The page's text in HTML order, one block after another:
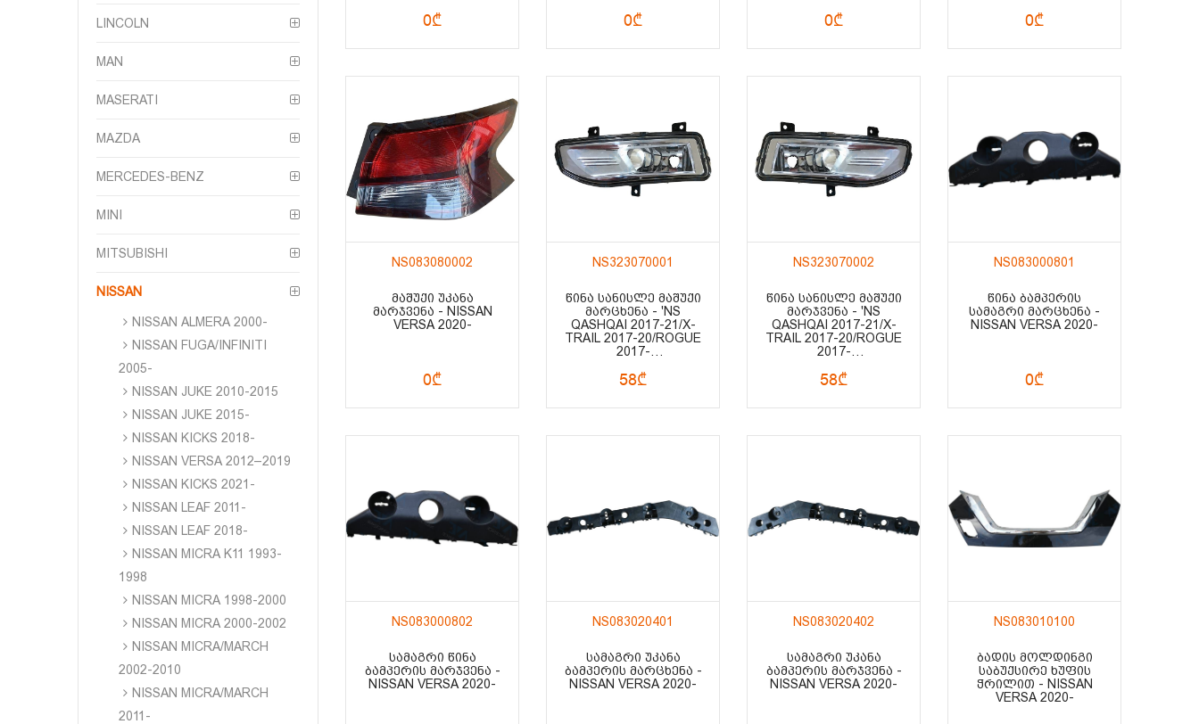
LINCOLN
MAN
MASERATI
MAZDA
MERCEDES-BENZ
MINI
MITSUBISHI
NISSAN
NISSAN ALMERA 2000-
NISSAN FUGA/INFINITI
2005-
NISSAN JUKE 2010-2015
NISSAN JUKE 2015-
NISSAN KICKS 2018-
NISSAN VERSA 2012–2019
NISSAN KICKS 2021-
NISSAN LEAF 2011-
NISSAN LEAF 2018-
NISSAN MICRA K11 1993-
1998
NISSAN MICRA 1998-2000
NISSAN MICRA 2000-2002
NISSAN MICRA/MARCH
2002-2010
NISSAN MICRA/MARCH
2011-
0₾ 0₾ 0₾ 0₾
NS083080002
ᲛᲐᲨᲣᲥᲘ ᲣᲙᲐᲜᲐ
ᲛᲐᲠᲯᲕᲔᲜᲐ - NISSAN
VERSA 2020-
0₾
NS323070001
ᲬᲘᲜᲐ ᲡᲐᲜᲘᲡᲚᲔ ᲛᲐᲨᲣᲥᲘ
ᲛᲐᲠᲪᲮᲔᲜᲐ - 'NS
QASHQAI 2017-21/X-
TRAIL 2017-20/ROGUE
2017-
2017-/VERSA N18
58₾
NS323070002
ᲬᲘᲜᲐ ᲡᲐᲜᲘᲡᲚᲔ ᲛᲐᲨᲣᲥᲘ
ᲛᲐᲠᲯᲕᲔᲜᲐ - 'NS
QASHQAI 2017-21/X-
TRAIL 2017-20/ROGUE
2017-
2017-/VERSA N18
58₾
NS083000801
ᲬᲘᲜᲐ ᲑᲐᲛᲞᲔᲠᲘᲡ
ᲡᲐᲛᲐᲒᲠᲘ ᲛᲐᲠᲪᲮᲔᲜᲐ -
NISSAN VERSA 2020-
0₾
NS083000802
ᲡᲐᲛᲐᲒᲠᲘ ᲬᲘᲜᲐ
ᲑᲐᲛᲞᲔᲠᲘᲡ ᲛᲐᲠᲯᲕᲔᲜᲐ -
NISSAN VERSA 2020-
NS083020401
ᲡᲐᲛᲐᲒᲠᲘ ᲣᲙᲐᲜᲐ
ᲑᲐᲛᲞᲔᲠᲘᲡ ᲛᲐᲠᲪᲮᲔᲜᲐ -
NISSAN VERSA 2020-
NS083020402
ᲡᲐᲛᲐᲒᲠᲘ ᲣᲙᲐᲜᲐ
ᲑᲐᲛᲞᲔᲠᲘᲡ ᲛᲐᲠᲯᲕᲔᲜᲐ -
NISSAN VERSA 2020-
NS083010100
ᲑᲐᲓᲘᲡ ᲛᲝᲚᲓᲘᲜᲒᲘ
ᲡᲐᲑᲣᲥᲡᲘᲠᲔ ᲮᲣᲤᲘᲡ
ᲭᲠᲘᲚᲘᲗ - NISSAN
VERSA 2020-